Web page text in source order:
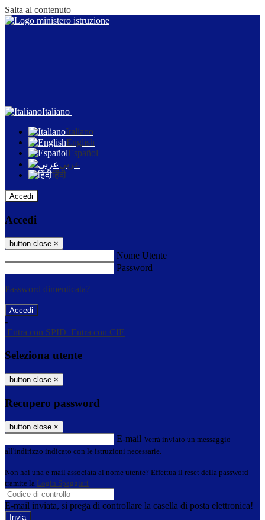
Salta al contenuto
Italiano
Italiano
English
Español
عربى
हिंदी
Accedi
Accedi
button close ×
Nome Utente
Password
Password dimenticata?
-
Entra con SPID Entra con CIE
Seleziona utente
button close ×
Recupero password
button close ×
E-mail Verrà inviato un messaggio
all'indirizzo indicato con le istruzioni necessarie.
Non hai una e-mail associata al nome utente? Effettua il reset della password
tramite la Login Spaggiari
E-mail inviata, si prega di controllare la casella di posta elettronica!